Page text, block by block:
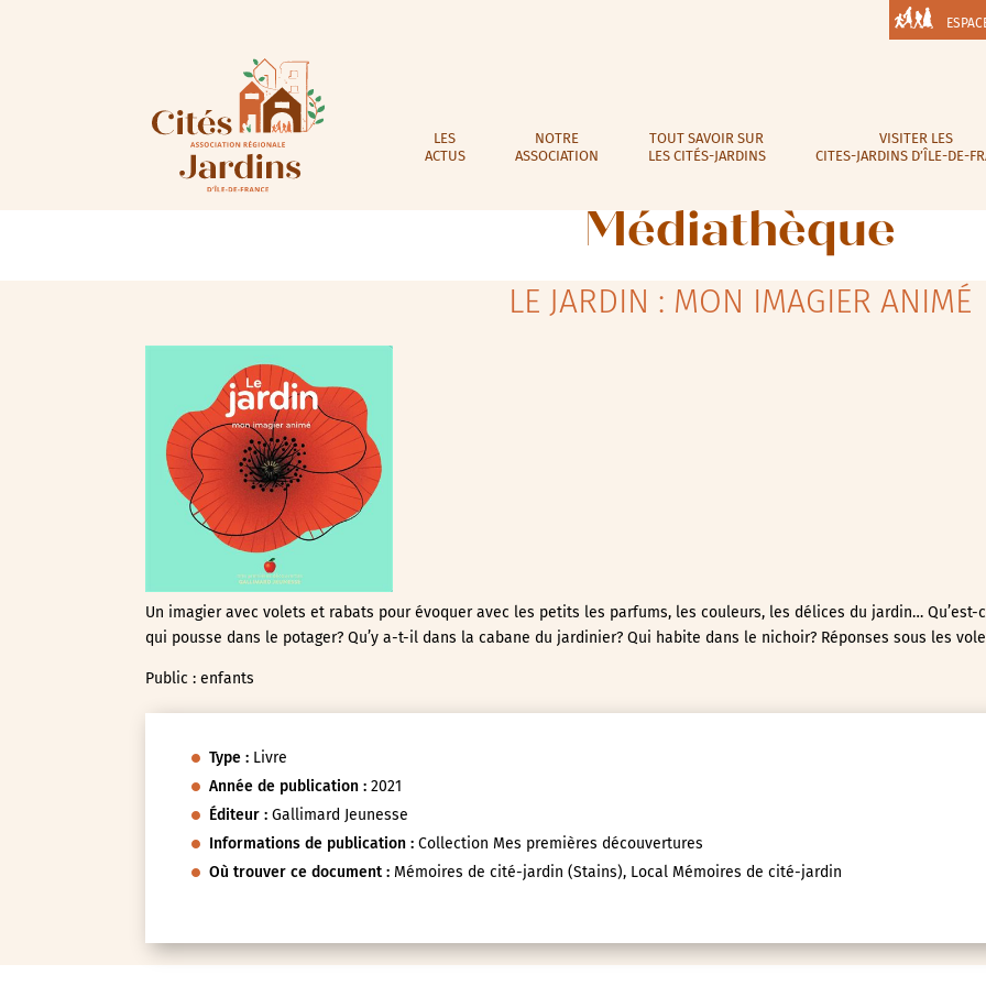
LES
ACTUS
NOTRE
ASSOCIATION
TOUT SAVOIR SUR
LES CITÉS-JARDINS
VISITER LES
CITES-JARDINS D’ÎLE-DE-
Médiathèque
LE JARDIN : MON IMAGIER ANIMÉ
Un imagier avec volets et rabats pour évoquer avec les petits les parfums, les couleurs, les délices du jardin… Qu’est-
qui pousse dans le potager? Qu’y a-t-il dans la cabane du jardinier? Qui habite dans le nichoir? Réponses sous les
Public : enfants
Type : Livre
Année de publication : 2021
Éditeur : Gallimard Jeunesse
Informations de publication : Collection Mes premières découvertures
Où trouver ce document : Mémoires de cité-jardin (Stains), Local Mémoires de cité-jardin